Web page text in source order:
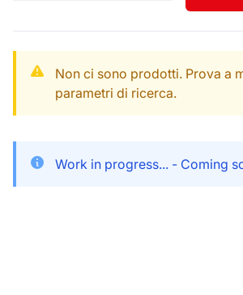
Non ci sono prodotti. Prova a
parametri di ricerca.
Work in progress... - Coming